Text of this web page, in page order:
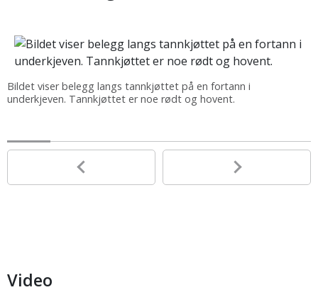
Bildet viser belegg langs tannkjøttet på en fortann i
underkjeven. Tannkjøttet er noe rødt og hovent.
Video